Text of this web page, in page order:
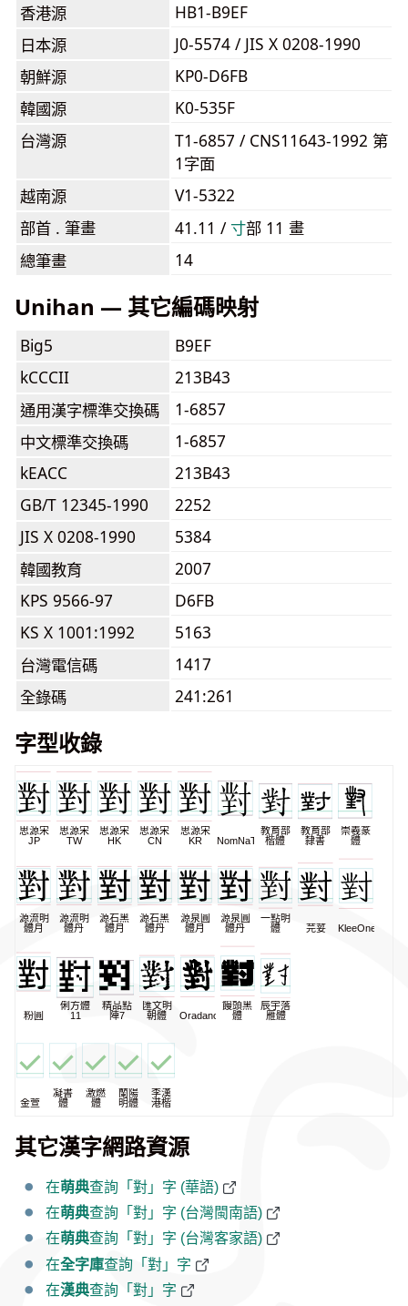
香港源
HB1-B9EF
日本源
J0-5574 / JIS X 0208-1990
朝鮮源
KP0-D6FB
韓國源
K0-535F
台灣源
T1-6857 / CNS11643-1992 第
1字面
越南源
V1-5322
部首 . 筆畫
41.11 /⼨部 11 畫
總筆畫
14
Unihan — 其它編碼映射
Big5
B9EF
kCCCII
213B43
通用漢字標準交換碼
1-6857
中文標準交換碼
1-6857
kEACC
213B43
GB/T 12345-1990
2252
JIS X 0208-1990
5384
韓國教育
2007
KPS 9566-97
D6FB
KS X 1001:1992
5163
台灣電信碼
1417
全錄碼
241:261
字型收錄
思源宋
JP
思源宋
TW
思源宋
HK
思源宋
CN
思源宋
KR
NomNaTong
教育部
楷體
教育部
隸書
崇羲篆
體
源流明
體月
源流明
體丹
源石黑
體月
源石黑
體丹
源泉圓
體月
源泉圓
體丹
一點明
體
芫荽 KleeOne
粉圓
俐方體
11
精品點
陣7
匯文明
朝體
Oradano
饅頭黑
體
辰宇落
雁體
金萱
凝書
體
激燃
體
蘭陽
明體
李漢
港楷
其它漢字網路資源
在萌典查詢「對」字 (華語)
在萌典查詢「對」字 (台灣閩南語)
在萌典查詢「對」字 (台灣客家語)
在全字庫查詢「對」字
在漢典查詢「對」字